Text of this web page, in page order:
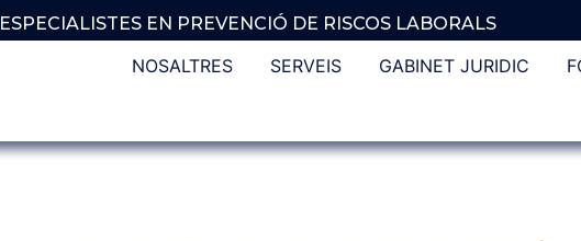
ESPECIALISTES EN PREVENCIÓ DE RISCOS LABORALS
NOSALTRES SERVEIS GABINET JURIDIC